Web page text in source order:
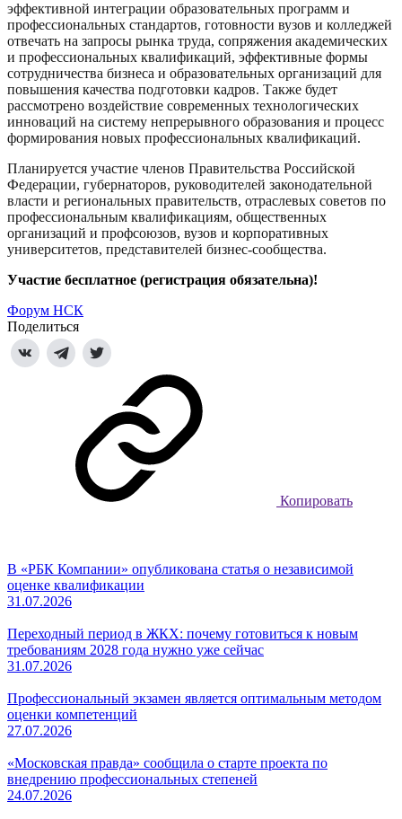
эффективной интеграции образовательных программ и
профессиональных стандартов, готовности вузов и колледжей
отвечать на запросы рынка труда, сопряжения академических
и профессиональных квалификаций, эффективные формы
сотрудничества бизнеса и образовательных организаций для
повышения качества подготовки кадров. Также будет
рассмотрено воздействие современных технологических
инноваций на систему непрерывного образования и процесс
формирования новых профессиональных квалификаций.
Планируется участие членов Правительства Российской
Федерации, губернаторов, руководителей законодательной
власти и региональных правительств, отраслевых советов по
профессиональным квалификациям, общественных
организаций и профсоюзов, вузов и корпоративных
университетов, представителей бизнес-сообщества.
Участие бесплатное (регистрация обязательна)!
Форум НСК
Поделиться
Копировать
В «РБК Компании» опубликована статья о независимой
оценке квалификации
31.07.2026
Переходный период в ЖКХ: почему готовиться к новым
требованиям 2028 года нужно уже сейчас
31.07.2026
Профессиональный экзамен является оптимальным методом
оценки компетенций
27.07.2026
«Московская правда» сообщила о старте проекта по
внедрению профессиональных степеней
24.07.2026